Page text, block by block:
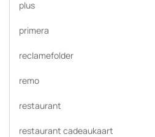
plus
primera
reclamefolder
remo
restaurant
restaurant cadeaukaart